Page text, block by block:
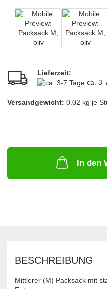
Lieferzeit:
ca. 3-
Versandgewicht: 0.02 kg je
In den
BESCHREIBUNG
Mittlerer (M) Packsack mit